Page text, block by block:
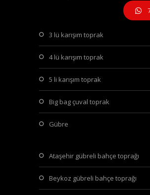
3 lü karışım toprak
4 lü karışım toprak
5 li karışım toprak
big bag çuval toprak
gübre
ataşehir gübreli bahçe toprağı
beykoz gübreli bahçe toprağı